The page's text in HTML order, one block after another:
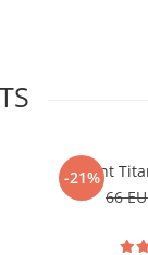
-21%
iHunt
66